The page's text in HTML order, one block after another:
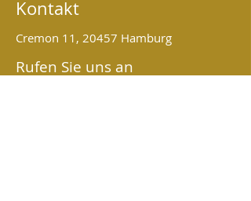
Kontakt
Cremon 11, 20457 Hamburg
Rufen Sie uns an